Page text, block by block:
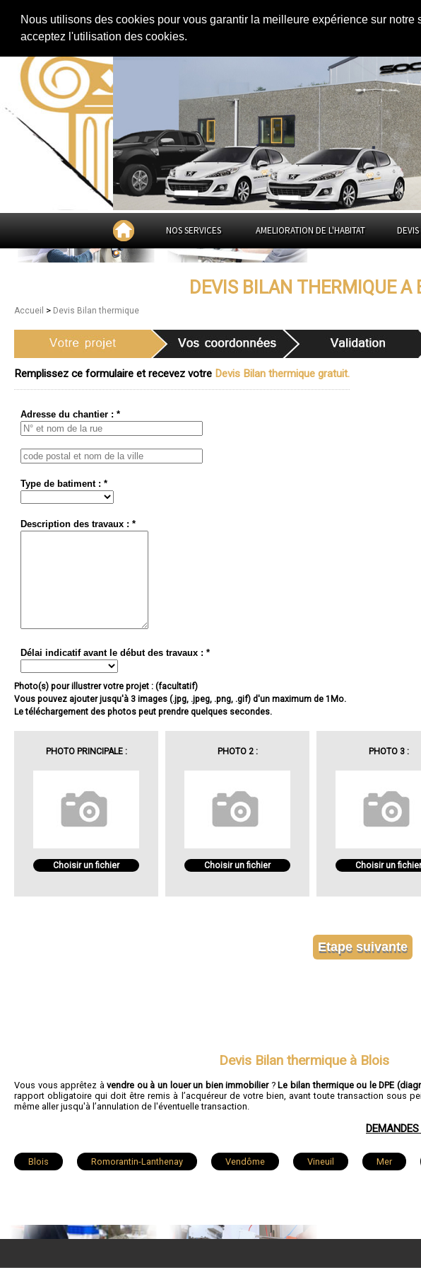
Nous utilisons des cookies pour vous garantir la meilleure expérience sur
acceptez l'utilisation des cookies.Devis Bilan thermique à Blois
NOS SERVICES AMELIORATION DE L'HABITAT
DEVIS BILAN THERMIQUE A
Accueil > Devis Bilan thermique
Remplissez ce formulaire et recevez votre Devis Bilan thermique gratuit.
Adresse du chantier : *
Type de batiment : *
Description des travaux : *
Délai indicatif avant le début des travaux : *
Photo(s) pour illustrer votre projet : (facultatif)
Vous pouvez ajouter jusqu'à 3 images (.jpg, .jpeg, .png, .gif) d'un maximum de 1Mo.
Le téléchargement des photos peut prendre quelques secondes.
PHOTO PRINCIPALE :
Choisir un fichier
PHOTO 2 :
Choisir un fichier
PHOTO 3 :
Choisir un fichier
Devis Bilan thermique à Blois
Vous vous apprêtez àvendre ou à un louer un bien immobilier? Le bilan thermique ou le DPE
rapport obligatoire qui doit être remis à l’acquéreur de votre bien, avant toute transaction sous
même aller jusqu'à l’annulation de l'éventuelle transaction.
Blois Romorantin-Lanthenay Vendôme Vineuil Mer
Saint-Aignan Noyers-sur-Cher Cour-Cheverny